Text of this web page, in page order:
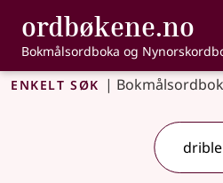
Gå til hovedinnhold
Tilgjengelighet
ordbøkene.no ,
Bokmålsordboka og
Enkelt søk |